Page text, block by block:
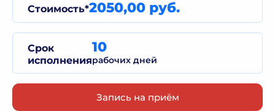
Стоимость*2050,00 руб.
Срок
исполнения
10
рабочих дней
Запись на приём